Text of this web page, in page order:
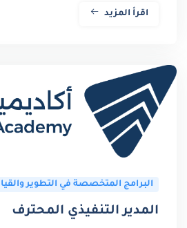
اقرأ المزيد
البرامج المتخصصة في التطوير
المدير التنفيذي المحترف